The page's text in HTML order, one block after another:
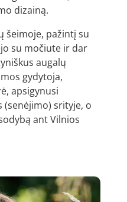
dizainą.
šeimoje, pažintį su
su močiute ir dar
augalų
gydytoja,
apsigynusi
srityje, o
ant Vilnios